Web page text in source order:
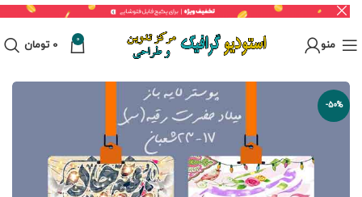
منو 0
0 تومان
-50%